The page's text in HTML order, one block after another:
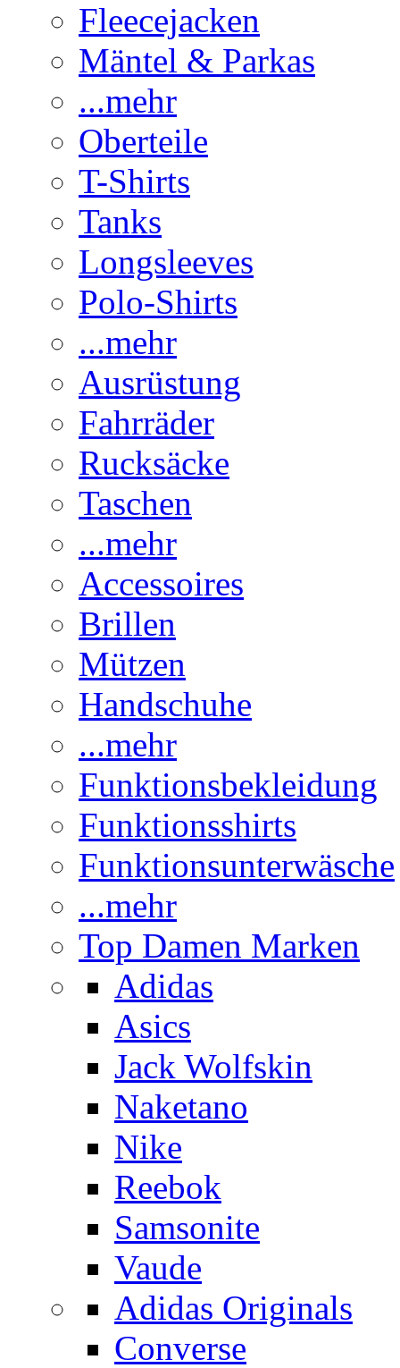
Fleecejacken
Mäntel & Parkas
...mehr
Oberteile
T-Shirts
Tanks
Longsleeves
Polo-Shirts
...mehr
Ausrüstung
Fahrräder
Rucksäcke
Taschen
...mehr
Accessoires
Brillen
Mützen
Handschuhe
...mehr
Funktionsbekleidung
Funktionsshirts
Funktionsunterwäsche
...mehr
Top Damen Marken
Adidas
Asics
Jack Wolfskin
Naketano
Nike
Reebok
Samsonite
Vaude
Adidas Originals
Converse